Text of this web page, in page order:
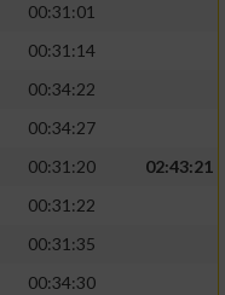
00:31:01
00:31:14
00:34:22
00:34:27
00:31:20
02:43:21
00:31:22
00:31:35
00:34:30